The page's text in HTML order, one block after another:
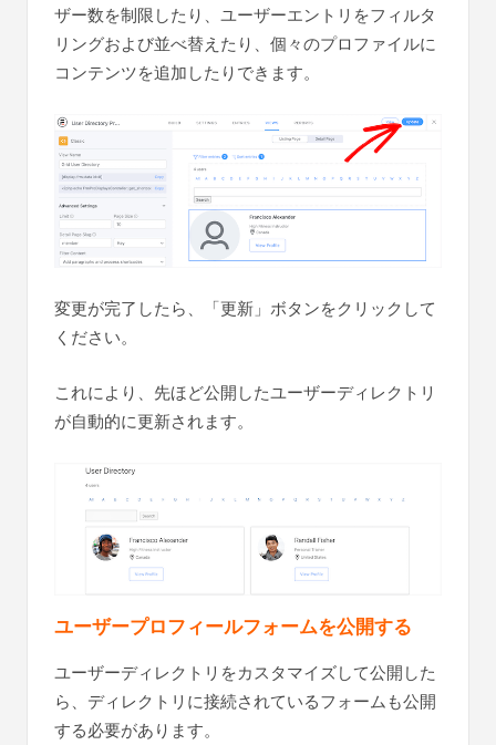
ザー数を制限したり、ユーザーエントリをフィルタ
リングおよび並べ替えたり、個々のプロファイルに
コンテンツを追加したりできます。
変更が完了したら、「更新」ボタンをクリックして
ください。
これにより、先ほど公開したユーザーディレクトリ
が自動的に更新されます。
ユーザープロフィールフォームを公開する
ユーザーディレクトリをカスタマイズして公開した
ら、ディレクトリに接続されているフォームも公開
する必要があります。